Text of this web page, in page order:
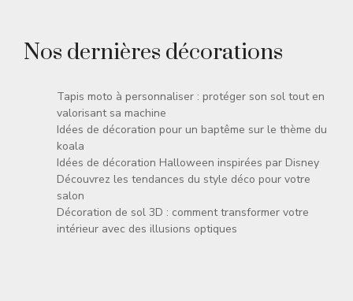
Nos dernières décorations
Tapis moto à personnaliser : protéger son sol tout en
valorisant sa machine
Idées de décoration pour un baptême sur le thème du
koala
Idées de décoration Halloween inspirées par Disney
Découvrez les tendances du style déco pour votre
salon
Décoration de sol 3D : comment transformer votre
intérieur avec des illusions optiques